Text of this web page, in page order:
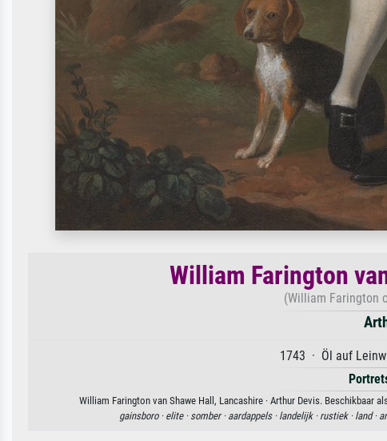
William Farington
(William Farington
1743 · Öl auf
William Farington van Shawe Hall, Lancashire · Arthur Devis. Beschikbaar
gainsboro · elite · somber · aardappels · landelijk · rustiek · land ·